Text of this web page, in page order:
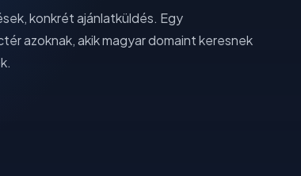
konkrét ajánlatküldés. Egy
azoknak, akik magyar domaint keresnek